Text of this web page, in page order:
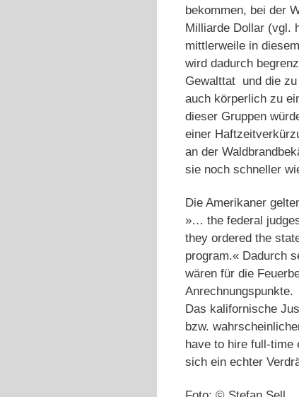
bekommen, bei der
Milliarde Dollar (vgl.
mittlerweile in
wird dadurch
Gewalttat und die
auch körperlich zu
dieser Gruppen
einer
an der
sie noch schneller
Die Amerikaner
»… the federal
they ordered the
program.« Dadurch
wären für die
Anrechnungspunkte.
Das kalifornische
bzw.
have to hire full-time
sich ein echter